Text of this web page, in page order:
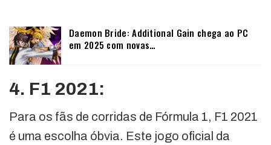
Daemon Bride: Additional Gain chega ao PC
em 2025 com novas…
4. F1 2021:
Para os fãs de corridas de Fórmula 1, F1 2021
é uma escolha óbvia. Este jogo oficial da